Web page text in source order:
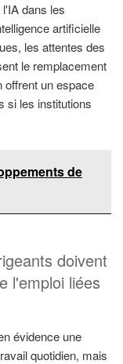
dans les
artificielle
les attentes des
le remplacement
offrent un espace
si les institutions
de
doivent
l'emploi liées
évidence une
quotidien, mais